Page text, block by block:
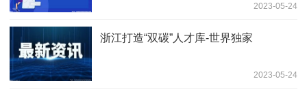
2023-05-24
浙江打造“双碳”人才库-世界独家
2023-05-24